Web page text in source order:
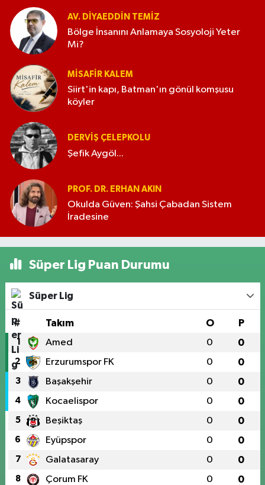
AV. DIYAEDDIN TEMIZ
Bölge İnsanını Anlamaya Sosyoloji Yeter
Mi?
MISAFIR KALEM
Siirt'in kapı, Batman'ın gönül komşusu
köyler
DERVIŞ ÇELEPKOLU
Şefik Aygöl...
PROF. DR. ERHAN AKIN
Okulda Güven: Şahsi Çabadan Sistem
İradesine
Süper Lig Puan Durumu
Süper Lig
# Takım O P
1 Amed 0 0
2 Erzurumspor FK 0 0
3 Başakşehir 0 0
4 Kocaelispor 0 0
5 Beşiktaş 0 0
6 Eyüpspor 0 0
7 Galatasaray 0 0
8 Çorum FK 0 0